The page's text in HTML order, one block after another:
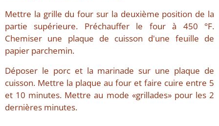
Mettre la grille du four sur la deuxième position de la
partie supérieure. Préchauffer le four à 450 °F.
Chemiser une plaque de cuisson d'une feuille de
papier parchemin.
Déposer le porc et la marinade sur une plaque de
cuisson. Mettre la plaque au four et faire cuire entre 5
et 10 minutes. Mettre au mode «grillades» pour les 2
dernières minutes.